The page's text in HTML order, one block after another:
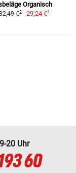
Organisch
€2 29,24 €1
20 Uhr
60